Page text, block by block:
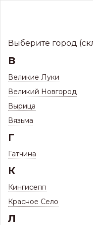
291-000
Водостоки
Выберите город
В
Великие Луки
Великий Новгород
Вырица
Вязьма
Г
Гатчина
К
Кингисепп
Красное Село
Л